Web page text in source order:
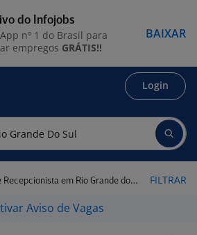
Login
em Rio Grande do Sul FILTRAR
Aviso de Vagas
do Infojobs
nº 1 do Brasil para
empregos GRÁTIS!!
BAIXAR